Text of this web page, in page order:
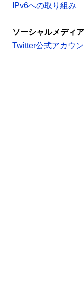
IPv6への取り組み
ソーシャルメディア
Twitter公式アカウン